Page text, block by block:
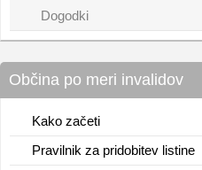
Dogodki
Občina po meri invalidov
Kako začeti
Pravilnik za pridobitev listine